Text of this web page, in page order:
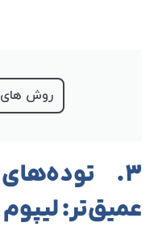
روش های
۳.
عمیق‌تر: